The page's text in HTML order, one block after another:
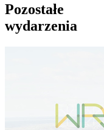
Pozostałe
wydarzenia